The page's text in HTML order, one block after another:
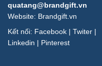
quatang@brandgift.vn
Website: Brandgift.vn
Kết nối: Facebook | Twiter |
Linkedin | Pinterest